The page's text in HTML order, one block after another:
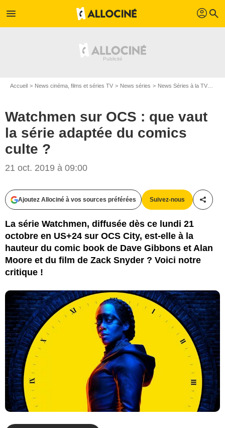
menu profil search
Accueil News cinéma, films et séries TV News séries News Séries à la TV
Watchmen sur OCS : que vaut
la série adaptée du comics
culte ?
21 oct. 2019 à 09:00
Ajoutez Allociné à vos sources préférées Suivez-nous
La série Watchmen, diffusée dès ce lundi 21
octobre en US+24 sur OCS City, est-elle à la
hauteur du comic book de Dave Gibbons et Alan
Moore et du film de Zack Snyder ? Voici notre
critique !